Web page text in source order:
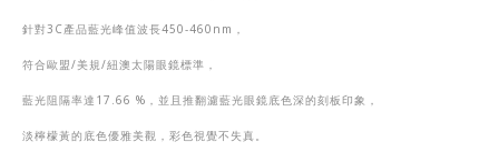
針對3C 產品藍光峰值波長450-460nm ，
符合歐盟/美規/紐澳太陽眼鏡標準，
藍光阻隔率達 17.66 % ，並且推翻濾藍光眼鏡底色深的刻板印象，
淡檸檬黃的底色優雅美觀，彩色視覺不失真。